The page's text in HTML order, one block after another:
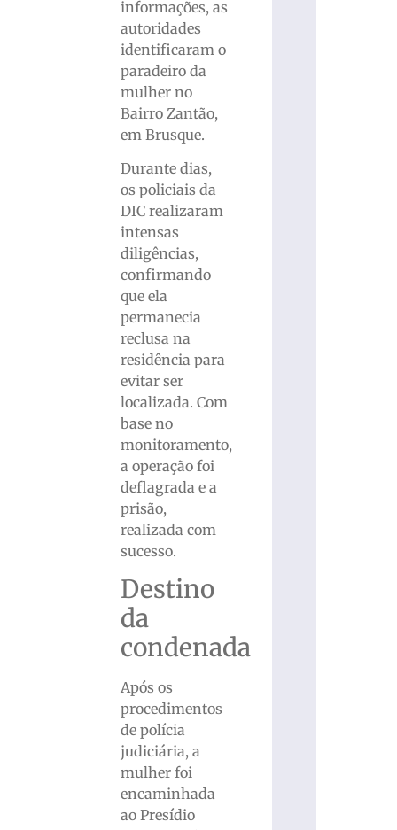
informações, as
autoridades
identificaram o
paradeiro da
mulher no
Bairro Zantão,
em Brusque.
Durante dias,
os policiais da
DIC realizaram
intensas
diligências,
confirmando
que ela
permanecia
reclusa na
residência para
evitar ser
localizada. Com
base no
monitoramento,
a operação foi
deflagrada e a
prisão,
realizada com
sucesso.
Destino
da
condenada
Após os
procedimentos
de polícia
judiciária, a
mulher foi
encaminhada
ao Presídio